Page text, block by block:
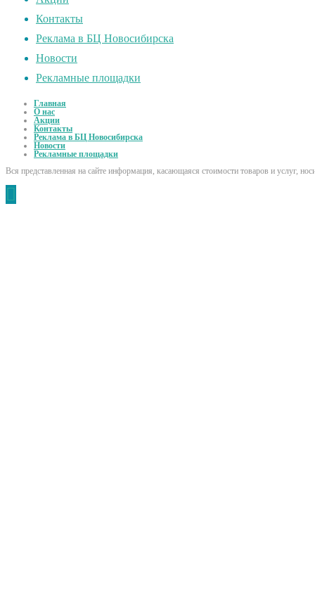
Контакты
Реклама в БЦ Новосибирска
Новости
Рекламные площадки
Главная
О нас
Акции
Контакты
Реклама в БЦ Новосибирска
Новости
Рекламные площадки
Вся представленная на сайте информация, касающаяся стоимости товаров и услуг,